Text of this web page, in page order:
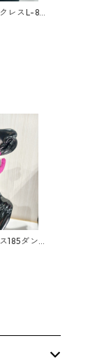
レスL-8ダ
ベリーダ
クセサリ
185ダンス
ーダンス
サリー